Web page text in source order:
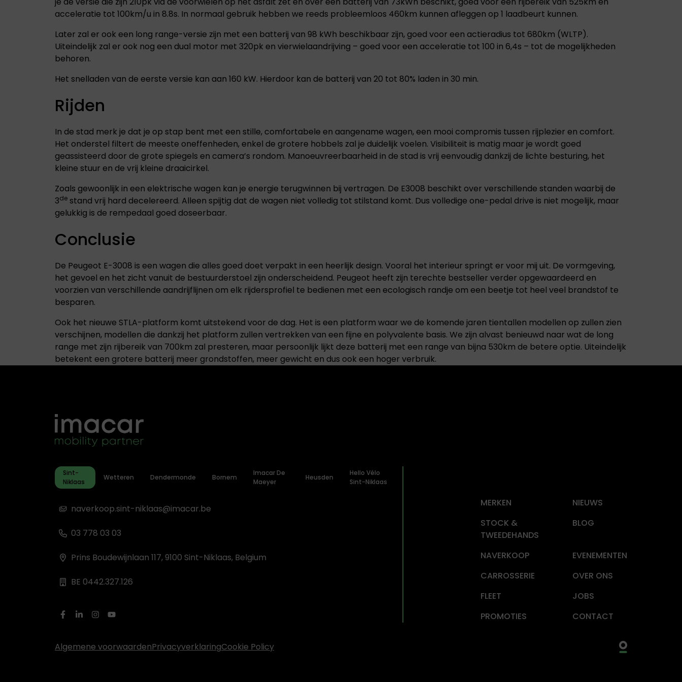
acceleratie tot 100km/u in 8.8s. In normaal gebruik hebben we reeds probleemloos 460km kunnen afleggen op 1 laadbeurt kunnen.
Later zal er ook een long range-versie zijn met een batterij van 98 kWh beschikbaar zijn, goed voor een actieradius tot 680km (WLTP).
Uiteindelijk zal er ook nog een dual motor met 320pk en vierwielaandrijving – goed voor een acceleratie tot 100 in 6,4s – tot de mogelijkheden
behoren.
Het snelladen van de eerste versie kan aan 160 kW. Hierdoor kan de batterij van 20 tot 80% laden in 30 min.
Rijden
In de stad merk je dat je op stap bent met een stille, comfortabele en aangename wagen, een mooi compromis tussen rijplezier en comfort.
Het onderstel filtert de meeste oneffenheden, enkel de grotere hobbels zal je duidelijk voelen. Visibiliteit is matig maar je wordt goed
geassisteerd door de grote spiegels en camera’s rondom. Manoeuvreerbaarheid in de stad is vrij eenvoudig dankzij de lichte besturing, het
kleine stuur en de vrij kleine draaicirkel.
Zoals gewoonlijk in een elektrische wagen kan je energie terugwinnen bij vertragen. De E3008 beschikt over verschillende standen waarbij de
3de stand vrij hard decelereerd. Alleen spijtig dat de wagen niet volledig tot stilstand komt. Dus volledige one-pedal drive is niet mogelijk, maar
gelukkig is de rempedaal goed doseerbaar.
Conclusie
De Peugeot E-3008 is een wagen die alles goed doet verpakt in een heerlijk design. Vooral het interieur springt er voor mij uit. De vormgeving,
het gevoel en het zicht vanuit de bestuurderstoel zijn onderscheidend. Peugeot heeft zijn terechte bestseller verder opgewaardeerd en
voorzien van verschillende aandrijflijnen om elk rijdersprofiel te bedienen met een ecologisch randje om een beetje tot heel veel brandstof te
besparen.
Ook het nieuwe STLA-platform komt uitstekend voor de dag. Het is een platform waar we de komende jaren tientallen modellen op zullen zien
verschijnen, modellen die dankzij het platform zullen vertrekken van een fijne en polyvalente basis. We zijn alvast benieuwd naar wat de long
range met zijn rijbereik van 700km zal presteren, maar persoonlijk lijkt deze batterij met een range van bijna 530km de betere optie. Uiteindelijk
betekent een grotere batterij meer grondstoffen, meer gewicht en dus ook een hoger verbruik.
Sint-
Niklaas
Wetteren Dendermonde Bornem
Imacar De
Maeyer
Heusden
Hello Vélo
Sint-Niklaas
naverkoop.sint-niklaas@imacar.be
03 778 03 03
Prins Boudewijnlaan 117, 9100 Sint-Niklaas, Belgium
BE 0442.327.126
MERKEN
NIEUWS
STOCK &
TWEEDEHANDS
BLOG
NAVERKOOP
EVENEMENTEN
CARROSSERIE
OVER ONS
FLEET
JOBS
PROMOTIES
CONTACT
Algemene voorwaardenPrivacyverklaringCookie Policy